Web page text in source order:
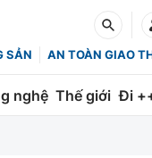
SẢN AN TOÀN GIAO
nghệ Thế giới Đi